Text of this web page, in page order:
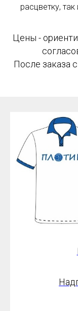
расцветку,
Цены -
После заказа